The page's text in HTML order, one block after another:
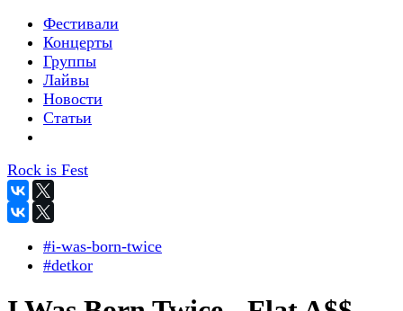
Фестивали
Концерты
Группы
Лайвы
Новости
Статьи
Rock is Fest
#i-was-born-twice
#detkor